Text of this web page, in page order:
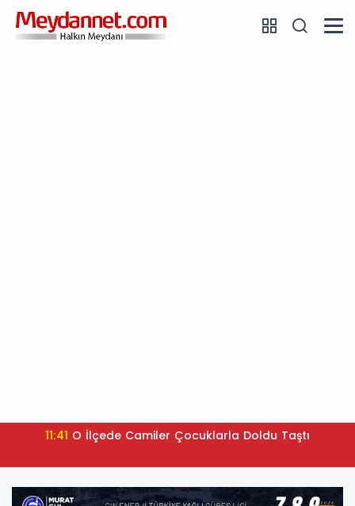
11:41 O İlçede Camiler Çocuklarla Doldu Taştı